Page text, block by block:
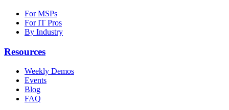
For MSPs
For IT Pros
By Industry
Resources
Weekly Demos
Events
Blog
FAQ